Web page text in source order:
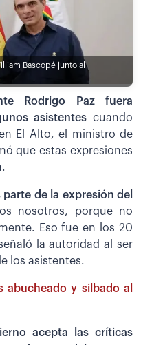
Bascopé junto al
Rodrigo Paz fuera
asistentes cuando
El Alto, el ministro de
que estas expresiones
de la expresión del
nosotros, porque no
Eso fue en los 20
la autoridad al ser
los asistentes.
abucheado y silbado al
acepta las críticas